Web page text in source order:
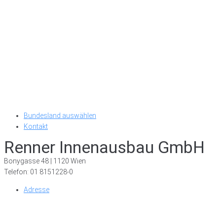
Bundesland auswählen
Kontakt
Renner Innenausbau GmbH
Bonygasse 48 | 1120 Wien
Telefon: 01 8151228-0
Adresse